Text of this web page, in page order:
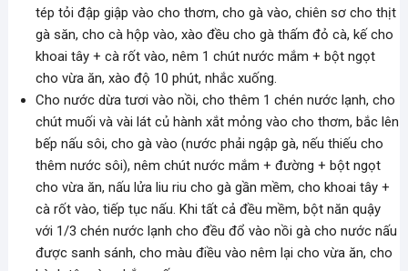
tép tỏi đập giập vào cho thơm, cho gà vào, chiên sơ cho thịt
gà săn, cho cà hộp vào, xào đều cho gà thấm đỏ cà, kế cho
khoai tây + cà rốt vào, nêm 1 chút nước mắm + bột ngọt
cho vừa ăn, xào độ 10 phút, nhắc xuống.
Cho nước dừa tươi vào nồi, cho thêm 1 chén nước lạnh, cho
chút muối và vài lát củ hành xắt mỏng vào cho thơm, bắc lên
bếp nấu sôi, cho gà vào (nước phải ngập gà, nếu thiếu cho
thêm nước sôi), nêm chút nước mắm + đường + bột ngọt
cho vừa ăn, nấu lửa liu riu cho gà gần mềm, cho khoai tây +
cà rốt vào, tiếp tục nấu. Khi tất cả đều mềm, bột năn quậy
với 1/3 chén nước lạnh cho đều đổ vào nồi gà cho nước nấu
được sanh sánh, cho màu điều vào nêm lại cho vừa ăn, cho